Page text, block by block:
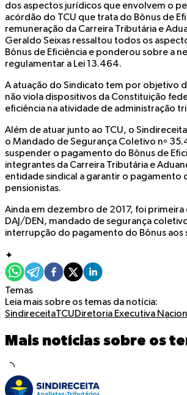
dos aspectos jurídicos que envolvem o
acórdão do TCU que trata do Bônus de
remuneração da Carreira Tributária e
Geraldo Seixas ressaltou todos os
Bônus de Eficiência e ponderou sobre a
regulamentar a Lei 13.464.
A atuação do Sindicato tem por objetivo
não viola dispositivos da Constituição
eficiência na atividade de administração
Além de atuar junto ao TCU, o
o Mandado de Segurança Coletivo nº
suspender o pagamento do Bônus de
integrantes da Carreira Tributária e
entidade sindical a garantir o pagamento
pensionistas.
Ainda em dezembro de 2017, foi
DAJ/DEN, mandado de segurança
interrupção do pagamento do Bônus aos
✦
Temas
Leia mais sobre os temas da notícia:
SindireceitaTCUDiretoria Executiva
Mais notícias sobre os